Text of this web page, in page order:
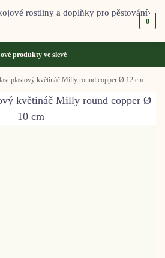
0
produkty ve slevě
plastový květináč Milly round copper Ø 12 cm